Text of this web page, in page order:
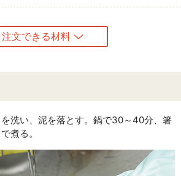
注文できる材料
洗い、泥を落とす。鍋で30～40分、箸
煮る。